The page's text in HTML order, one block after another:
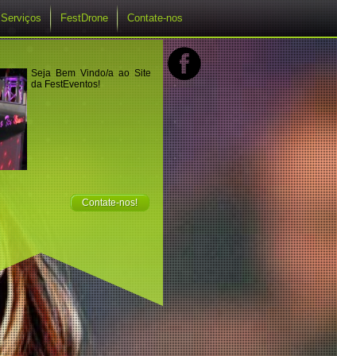
Seja Bem Vindo/a ao Site
da FestEventos!
Contate-nos!
Serviços FestDrone Contate-nos